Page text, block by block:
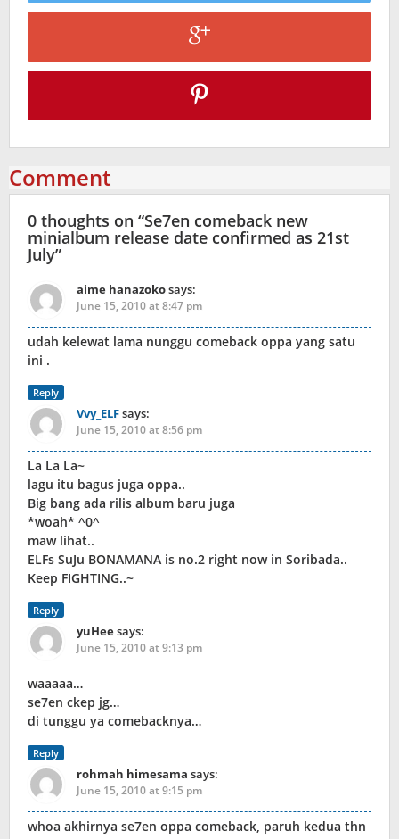
Comment
0 thoughts on “Se7en comeback new
minialbum release date confirmed as 21st
July”
aime hanazokosays:
June 15, 2010 at 8:47 pm
udah kelewat lama nunggu comeback oppa yang satu
ini .
Reply
Vvy_ELFsays:
June 15, 2010 at 8:56 pm
La La La~
lagu itu bagus juga oppa..
Big bang ada rilis album baru juga
*woah* ^0^
maw lihat..
ELFs SuJu BONAMANA is no.2 right now in Soribada..
Keep FIGHTING..~
Reply
yuHeesays:
June 15, 2010 at 9:13 pm
waaaaa…
se7en ckep jg…
di tunggu ya comebacknya…
Reply
rohmah himesama says:
June 15, 2010 at 9:15 pm
whoa akhirnya se7en oppa comeback, paruh kedua thn